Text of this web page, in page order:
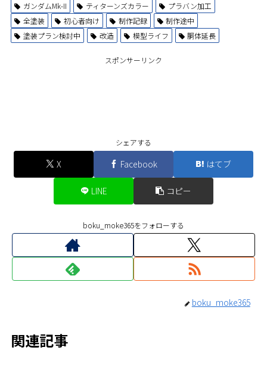
ガンダムMk-II
ティターンズカラー
プラバン加工
全塗装
初心者向け 制作記録
制作途中
塗装プラン検討中
改造 模型ライフ 胴体延長
スポンサーリンク
シェアする
X Facebook はてブ
LINE コピー
boku_moke365をフォローする
boku_moke365
関連記事